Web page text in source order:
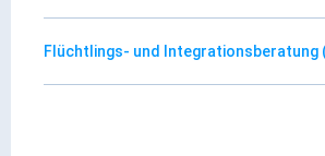
Einzelhandel & aktive
Flüchtlings- und Integrationsberatung